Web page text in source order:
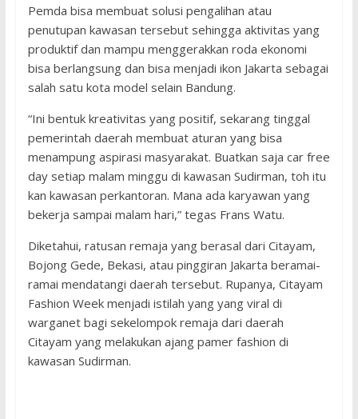
Pemda bisa membuat solusi pengalihan atau
penutupan kawasan tersebut sehingga aktivitas yang
produktif dan mampu menggerakkan roda ekonomi
bisa berlangsung dan bisa menjadi ikon Jakarta sebagai
salah satu kota model selain Bandung.
“Ini bentuk kreativitas yang positif, sekarang tinggal
pemerintah daerah membuat aturan yang bisa
menampung aspirasi masyarakat. Buatkan saja car free
day setiap malam minggu di kawasan Sudirman, toh itu
kan kawasan perkantoran. Mana ada karyawan yang
bekerja sampai malam hari,” tegas Frans Watu.
Diketahui, ratusan remaja yang berasal dari Citayam,
Bojong Gede, Bekasi, atau pinggiran Jakarta beramai-
ramai mendatangi daerah tersebut. Rupanya, Citayam
Fashion Week menjadi istilah yang yang viral di
warganet bagi sekelompok remaja dari daerah
Citayam yang melakukan ajang pamer fashion di
kawasan Sudirman.